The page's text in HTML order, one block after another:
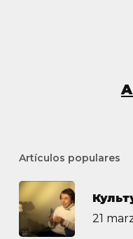
Artículos populares
21